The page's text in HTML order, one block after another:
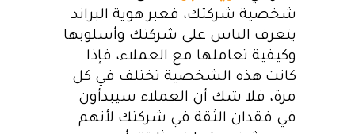
شخصية شركتك، فعبر هوية البراند
يتعرف الناس على شركتك وأسلوبها
وكيفية تعاملها مع العملاء، فإذا
كانت هذه الشخصية تختلف في كل
مرة، فلا شك أن العملاء سيبدأون
في فقدان الثقة في شركتك لأنهم